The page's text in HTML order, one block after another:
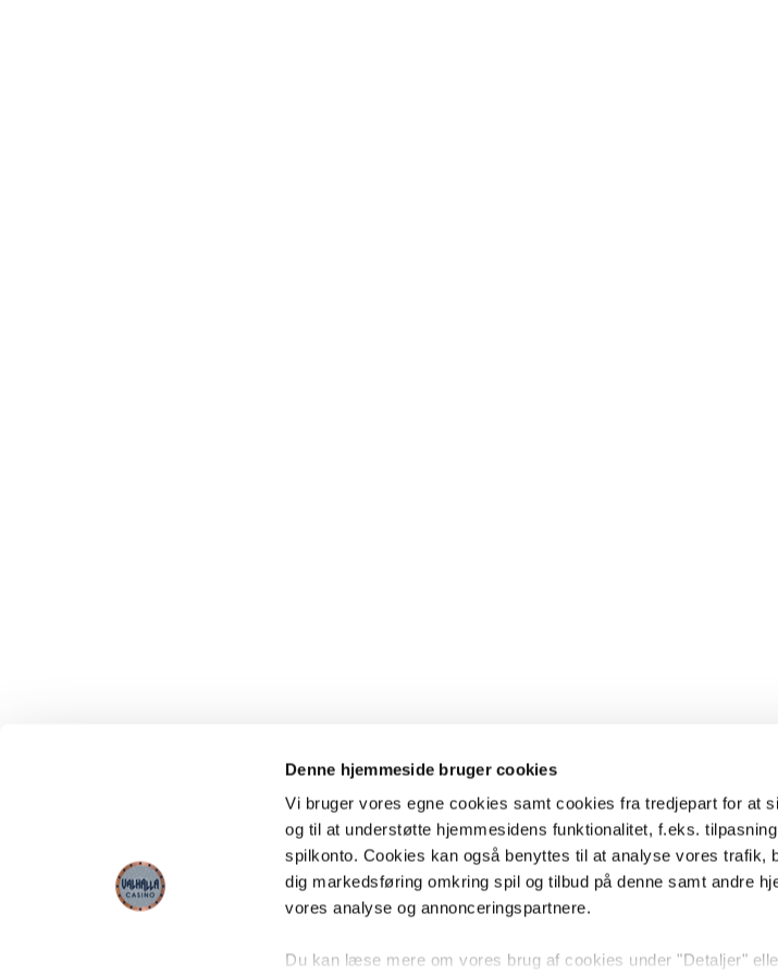
Denne hjemmeside bruger cookies
Vi bruger vores egne cookies samt cookies fra tredjepart for at
og til at understøtte hjemmesidens funktionalitet, f.eks.
spilkonto. Cookies kan også benyttes til at analyse vores trafik,
dig markedsføring omkring spil og tilbud på denne samt andre
vores analyse og annonceringspartnere.
Du kan læse mere om vores brug af cookies under "Detaljer"